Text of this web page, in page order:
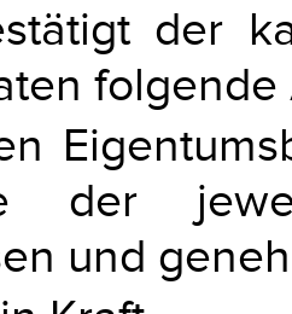
der
der
und